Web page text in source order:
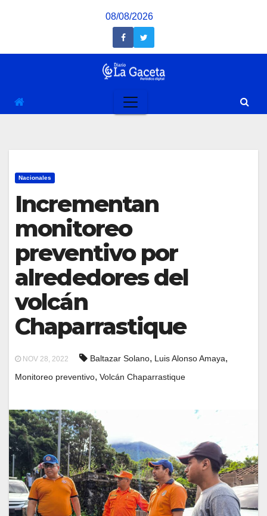
08/08/2026
Nacionales
Incrementan
monitoreo
preventivo por
alrededores del
volcán
Chaparrastique
NOV 28, 2022 Baltazar Solano, Luis Alonso Amaya,
Monitoreo preventivo, Volcán Chaparrastique